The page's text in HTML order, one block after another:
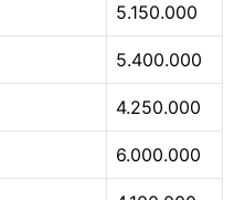
5.150.000
5.400.000
4.250.000
6.000.000